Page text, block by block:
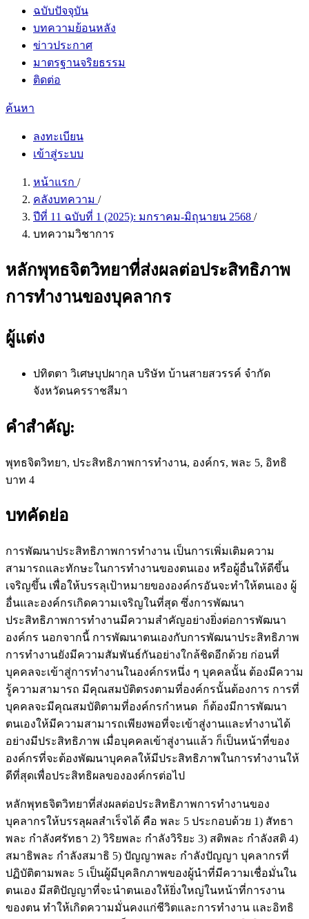
ฉบับปัจจุบัน
บทความย้อนหลัง
ข่าวประกาศ
มาตรฐานจริยธรรม
ติดต่อ
ค้นหา
ลงทะเบียน
เข้าสู่ระบบ
หน้าแรก /
คลังบทความ /
ปีที่ 11 ฉบับที่ 1 (2025): มกราคม-มิถุนายน 2568 /
บทความวิชาการ
หลักพุทธจิตวิทยาที่ส่งผลต่อประสิทธิภาพ
การทำงานของบุคลากร
ผู้แต่ง
ปทิตตา วิเศษบุปผากุล บริษัท บ้านสายสวรรค์ จำกัด
จังหวัดนครราชสีมา
คำสำคัญ:
พุทธจิตวิทยา, ประสิทธิภาพการทำงาน, องค์กร, พละ 5, อิทธิ
บาท 4
บทคัดย่อ
การพัฒนาประสิทธิภาพการทำงาน เป็นการเพิ่มเติมความ
สามารถและทักษะในการทำงานของตนเอง หรือผู้อื่นให้ดีขึ้น
เจริญขึ้น เพื่อให้บรรลุเป้าหมายขององค์กรอันจะทำให้ตนเอง ผู้
อื่นและองค์กรเกิดความเจริญในที่สุด ซึ่งการพัฒนา
ประสิทธิภาพการทำงานมีความสำคัญอย่างยิ่งต่อการพัฒนา
องค์กร นอกจากนี้ การพัฒนาตนเองกับการพัฒนาประสิทธิภาพ
การทำงานยังมีความสัมพันธ์กันอย่างใกล้ชิดอีกด้วย ก่อนที่
บุคคลจะเข้าสู่การทำงานในองค์กรหนึ่ง ๆ บุคคลนั้น ต้องมีความ
รู้ความสามารถ มีคุณสมบัติตรงตามที่องค์กรนั้นต้องการ การที่
บุคคลจะมีคุณสมบัติตามที่องค์กรกำหนด ก็ต้องมีการพัฒนา
ตนเองให้มีความสามารถเพียงพอที่จะเข้าสู่งานและทำงานได้
อย่างมีประสิทธิภาพ เมื่อบุคคลเข้าสู่งานแล้ว ก็เป็นหน้าที่ของ
องค์กรที่จะต้องพัฒนาบุคคลให้มีประสิทธิภาพในการทำงานให้
ดีที่สุดเพื่อประสิทธิผลขององค์กรต่อไป
หลักพุทธจิตวิทยาที่ส่งผลต่อประสิทธิภาพการทำงานของ
บุคลากรให้บรรลุผลสำเร็จได้ คือ พละ 5 ประกอบด้วย 1) สัทธา
พละ กำลังศรัทธา 2) วิริยพละ กำลังวิริยะ 3) สติพละ กำลังสติ 4)
สมาธิพละ กำลังสมาธิ 5) ปัญญาพละ กำลังปัญญา บุคลากรที่
ปฏิบัติตามพละ 5 เป็นผู้มีบุคลิกภาพของผู้นำที่มีความเชื่อมั่นใน
ตนเอง มีสติปัญญาที่จะนำตนเองให้ยิ่งใหญ่ในหน้าที่การงาน
ของตน ทำให้เกิดความมั่นคงแก่ชีวิตและการทำงาน และอิทธิ